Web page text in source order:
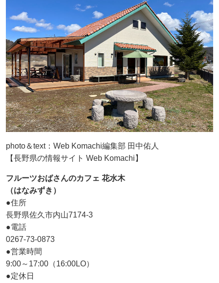
photo＆text：Web Komachi編集部 田中佑人
【長野県の情報サイト Web Komachi】
フルーツおばさんのカフェ 花水木
（はなみずき）
●住所
長野県佐久市内山7174-3
●電話
0267-73-0873
●営業時間
9:00～17:00（16:00LO）
●定休日